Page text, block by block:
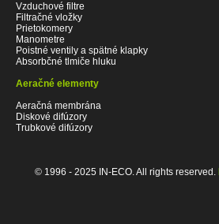
Vzduchové filtre
Filtračné vložky
Prietokomery
Manometre
Poistné ventily a spätné klapky
Absorbčné tlmiče hluku
Aeračné elementy
Aeračná membrána
Diskové difúzory
Trubkové difúzory
© 1996 - 2025 IN-ECO. All rights reserved.